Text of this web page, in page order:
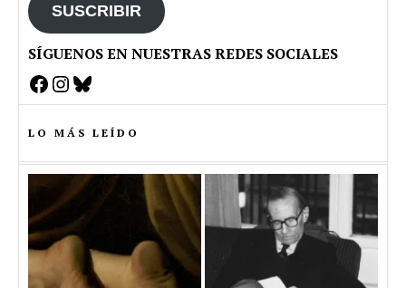
SUSCRIBIR
SÍGUENOS EN NUESTRAS REDES SOCIALES
Facebook
Instagram
Bluesky
LO MÁS LEÍDO